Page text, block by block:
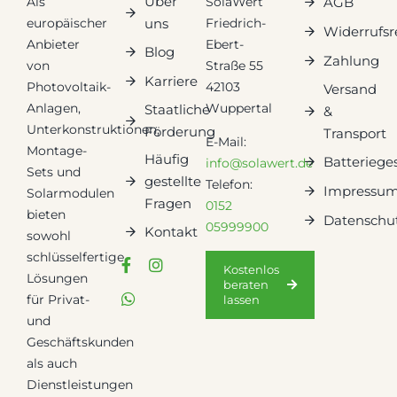
europäischer
Anbieter
von
Photovoltaik-
Anlagen,
Unterkonstruktionen,
Montage-
Sets und
Solarmodulen
bieten
sowohl
schlüsselfertige
Lösungen
für Privat-
und
Geschäftskunden
als auch
Dienstleistungen
uns
Blog
Karriere
Staatliche
Förderung
Häufig
gestellte
Fragen
Kontakt
Friedrich-
Ebert-
Straße 55
42103
Wuppertal
E-Mail:
info@solawert.de
Telefon:
0152
05999900
Kostenlos
beraten
lassen
Zahlung
Versand
&
Transport